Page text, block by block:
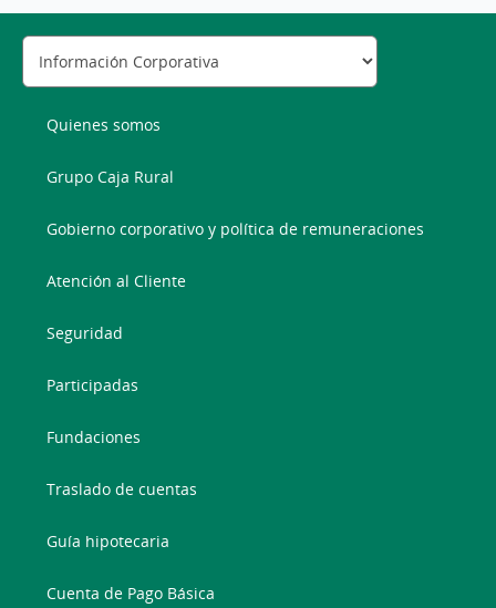
Quienes somos
Grupo Caja Rural
Gobierno corporativo y política de remuneraciones
Atención al Cliente
Seguridad
Participadas
Fundaciones
Traslado de cuentas
Guía hipotecaria
Cuenta de Pago Básica